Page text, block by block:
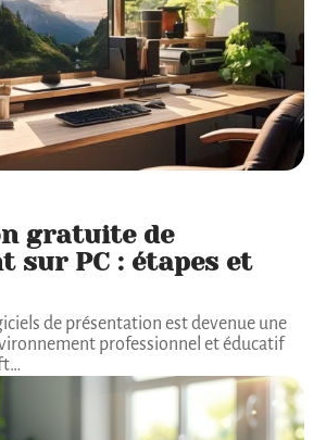
gratuite de
sur PC : étapes et
de présentation est devenue une
professionnel et éducatif
…